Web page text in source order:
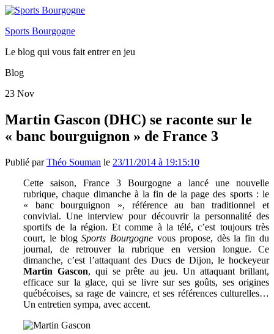
Sports Bourgogne
Le blog qui vous fait entrer en jeu
Blog
23 Nov
Martin Gascon (DHC) se raconte sur le
« banc bourguignon » de France 3
Publié parThéo Souman le 23/11/2014 à 19:15:10
Cette saison, France 3 Bourgogne a lancé une nouvelle
rubrique, chaque dimanche à la fin de la page des sports : le
« banc bourguignon », référence au ban traditionnel et
convivial. Une interview pour découvrir la personnalité des
sportifs de la région. Et comme à la télé, c’est toujours très
court, le blogSports Bourgogne vous propose, dès la fin du
journal, de retrouver la rubrique en version longue. Ce
dimanche, c’est l’attaquant des Ducs de Dijon, le hockeyeur
Martin Gascon, qui se prête au jeu. Un attaquant brillant,
efficace sur la glace, qui se livre sur ses goûts, ses origines
québécoises, sa rage de vaincre, et ses références culturelles…
Un entretien sympa, avec accent.